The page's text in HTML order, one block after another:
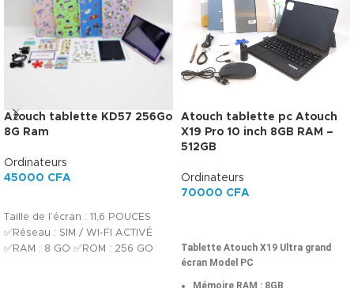
Atouch tablette KD57 256Go
8G Ram
Ordinateurs
45000 CFA
Taille de l’écran : 11,6 POUCES
✅Réseau : SIM / WI-FI ACTIVÉ
✅RAM : 8 GO ✅ROM : 256 GO
Atouch tablette pc Atouch
X19 Pro 10 inch 8GB RAM –
512GB
Ordinateurs
70000 CFA
Tablette Atouch X19 Ultra grand
écran Model PC